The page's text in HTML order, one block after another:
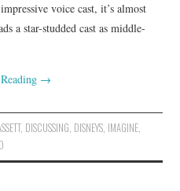
voice cast, it’s almost
a star-studded cast as middle-
→
, DISCUSSING, DISNEYS, IMAGINE,